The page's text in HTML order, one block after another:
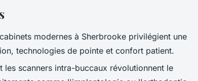
modernes à Sherbrooke privilégient une
technologies de pointe et confort patient.
les scanners intra-buccaux révolutionnent le